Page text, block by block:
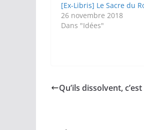
[Ex-Libris] Le Sacre du
26 novembre 2018
Dans "Idées"
Qu’ils dissolvent,